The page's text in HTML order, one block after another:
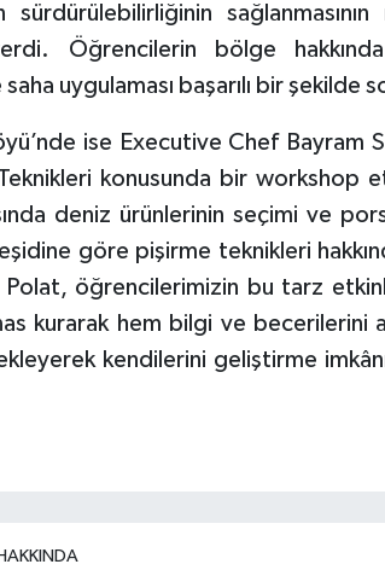
sürdürülebilirliğinin
Öğrencilerin bölge
uygulaması başarılı bir şekilde
ise Executive Chef Bayram
konusunda bir workshop
deniz ürünlerinin seçimi ve
göre pişirme teknikleri
öğrencilerimizin bu tarz
kurarak hem bilgi ve becerilerini
kendilerini geliştirme